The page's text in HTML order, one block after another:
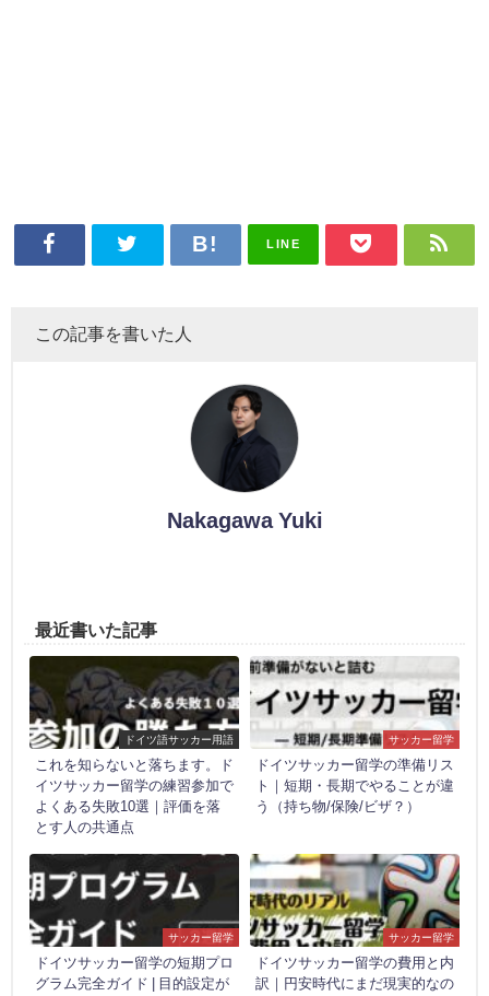
LINE
この記事を書いた人
Nakagawa Yuki
最近書いた記事
ドイツ語サッカー用語
これを知らないと落ちます。ド
イツサッカー留学の練習参加で
よくある失敗10選｜評価を落
とす人の共通点
サッカー留学
ドイツサッカー留学の準備リス
ト｜短期・長期でやることが違
う（持ち物/保険/ビザ？）
サッカー留学
ドイツサッカー留学の短期プロ
グラム完全ガイド | 目的設定が
サッカー留学
ドイツサッカー留学の費用と内
訳｜円安時代にまだ現実的なの